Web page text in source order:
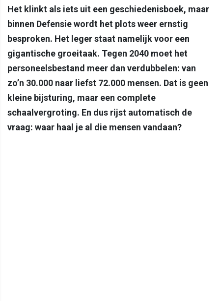
Het klinkt als iets uit een geschiedenisboek, maar
binnen Defensie wordt het plots weer ernstig
besproken. Het leger staat namelijk voor een
gigantische groeitaak. Tegen 2040 moet het
personeelsbestand meer dan verdubbelen: van
zo’n 30.000 naar liefst 72.000 mensen. Dat is geen
kleine bijsturing, maar een complete
schaalvergroting. En dus rijst automatisch de
vraag: waar haal je al die mensen vandaan?